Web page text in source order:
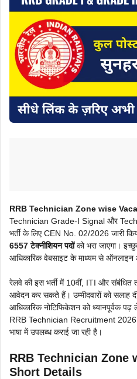
RRB Technician Zone wise
Technician Grade-I Signal और
भर्ती के लिए CEN No. 02/2026 जारी
6557 टेक्नीशियन पदोंको भरा जाएगा।
आधिकारिक वेबसाइट के माध्यम से
रेलवे की इस भर्ती में 10वीं, ITI और संबंधित
आवेदन कर सकते हैं। उम्मीदवारों को सलाह
आधिकारिक नोटिफिकेशन को ध्यानपूर्वक पढ़
RRB Technician Recruitment 2026
भाषा में उपलब्ध कराई जा रही है।
RRB Technician Zone
Short Details